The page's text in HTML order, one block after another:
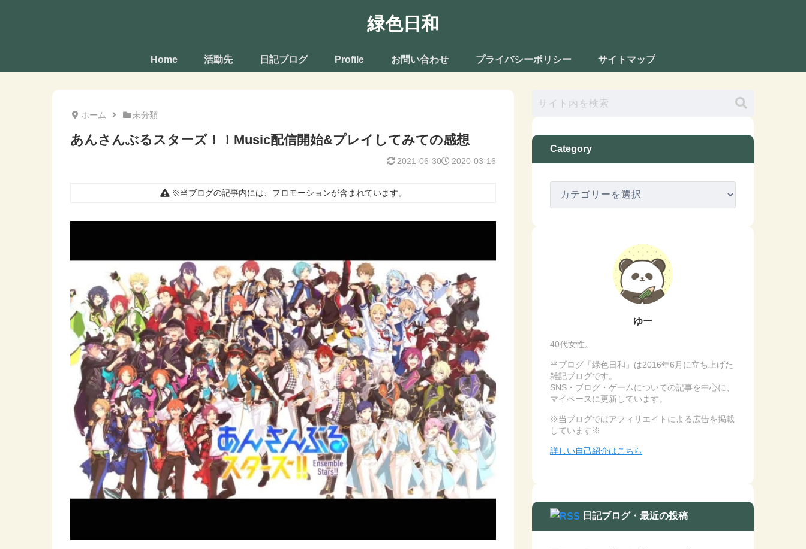
緑色日和
Home 活動先 日記ブログ Profile お問い合わせ プライバシーポリシー サイトマップ
ホーム 未分類
あんさんぶるスターズ！！Music配信開始&プレイしてみての感想
2020-03-16
2021-06-30
※当ブログの記事内には、プロモーションが含まれています。
Category
ゆー
40代女性。
当ブログ「緑色日和」は2016年6月に立ち上げた
雑記ブログです。
SNS・ブログ・ゲームについての記事を中心に、
マイペースに更新しています。
※当ブログではアフィリエイトによる広告を掲載
しています※
詳しい自己紹介はこちら
日記ブログ・最近の投稿